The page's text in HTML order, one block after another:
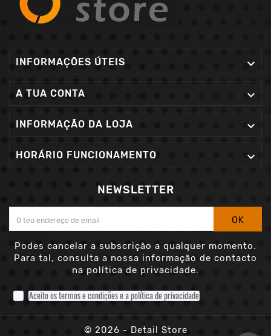
INFORMAÇÕES ÚTEIS 
A TUA CONTA 
INFORMAÇÃO DA LOJA 
HORÁRIO FUNCIONAMENTO 
NEWSLETTER
OK
Podes cancelar a subscrição a qualquer momento.
Para tal, consulta a nossa informação de contacto
na política de privacidade.
Aceito os termos e condições e a política de privacidade
© 2026 - Detail Store